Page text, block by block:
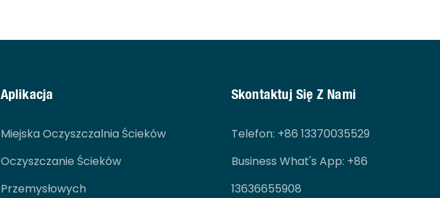
Aplikacja
Miejska Oczyszczalnia Ścieków
Oczyszczanie Ścieków
Przemysłowych
Skontaktuj Się Z Nami
Telefon: +86 13370035529
Business What's App: +86
13636655908